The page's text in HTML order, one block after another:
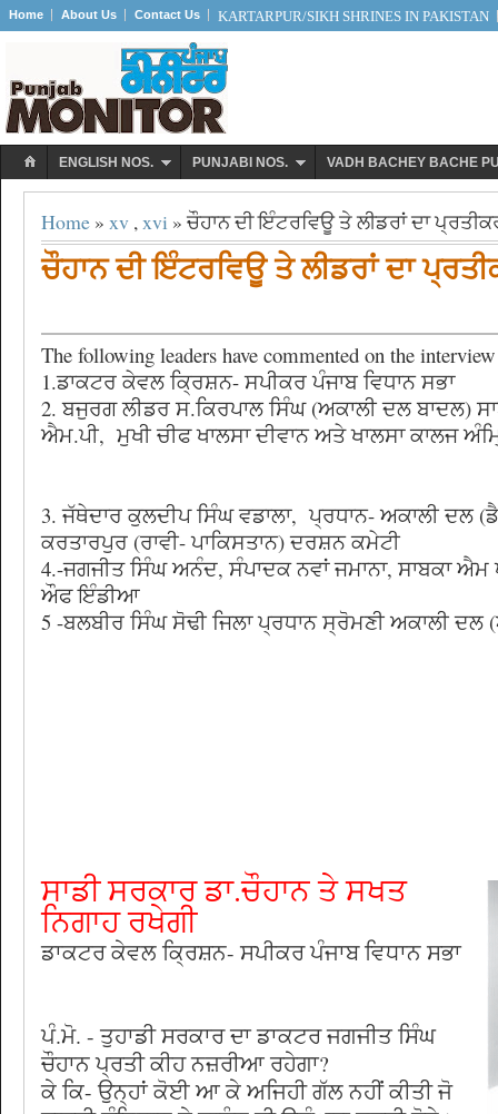
Home About Us Contact Us KARTARPUR/SIKH SHRINES IN PAKISTAN
ENGLISH NOS. PUNJABI NOS. VADH BACHEY BACHE
Home » xv ,xvi » ਚੌਹਾਨ ਦੀ ਇੰਟਰਵਿਊ ਤੇ ਲੀਡਰਾਂ ਦਾ
ਚੌਹਾਨ ਦੀ ਇੰਟਰਵਿਊ ਤੇ ਲੀਡਰਾਂ ਦਾ
The following leaders have commented on the
1.ਡਾਕਟਰ ਕੇਵਲ ਕ੍ਰਿਸ਼ਨ- ਸਪੀਕਰ ਪੰਜਾਬ ਵਿਧਾਨ ਸਭਾ
2. ਬਜੁਰਗ ਲੀਡਰ ਸ.ਕਿਰਪਾਲ ਸਿੰਘ (ਅਕਾਲੀ ਦਲ ਬਾਦਲ)
ਐਮ.ਪੀ, ਮੁਖੀ ਚੀਫ ਖਾਲਸਾ ਦੀਵਾਨ ਅਤੇ ਖਾਲਸਾ ਕਾਲਜ
3. ਜੱਥੇਦਾਰ ਕੁਲਦੀਪ ਸਿੰਘ ਵਡਾਲਾ, ਪ੍ਰਧਾਨ- ਅਕਾਲੀ ਦਲ
ਕਰਤਾਰਪੁਰ (ਰਾਵੀ- ਪਾਕਿਸਤਾਨ) ਦਰਸ਼ਨ ਕਮੇਟੀ
4.-ਜਗਜੀਤ ਸਿੰਘ ਅਨੰਦ, ਸੰਪਾਦਕ ਨਵਾਂ ਜਮਾਨਾ, ਸਾਬਕਾ ਐਮ
ਔਫ ਇੰਡੀਆ
5 -ਬਲਬੀਰ ਸਿੰਘ ਸੋਢੀ ਜਿਲਾ ਪ੍ਰਧਾਨ ਸ੍ਰੋਮਣੀ ਅਕਾਲੀ
ਸਾਡੀ ਸਰਕਾਰ ਡਾ.ਚੌਹਾਨ ਤੇ ਸਖਤ
ਨਿਗਾਹ ਰਖੇਗੀ
ਡਾਕਟਰ ਕੇਵਲ ਕ੍ਰਿਸ਼ਨ- ਸਪੀਕਰ ਪੰਜਾਬ ਵਿਧਾਨ ਸਭਾ
ਪੰ.ਮੋ. - ਤੁਹਾਡੀ ਸਰਕਾਰ ਦਾ ਡਾਕਟਰ ਜਗਜੀਤ ਸਿੰਘ
ਚੌਹਾਨ ਪ੍ਰਤੀ ਕੀਹ ਨਜ਼ਰੀਆ ਰਹੇਗਾ?
ਕੇ ਕਿ- ਉਨ੍ਹਾਂ ਕੋਈ ਆ ਕੇ ਅਜਿਹੀ ਗੱਲ ਨਹੀਂ ਕੀਤੀ ਜੋ